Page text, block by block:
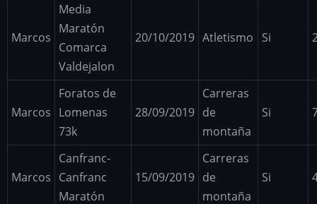
Marcos
Media
Maratón
Comarca
Valdejalon
20/10/2019 Atletismo Si
Marcos
Foratos de
Lomenas
73k
28/09/2019
Carreras
de
montaña
Si
Marcos
Canfranc-
Canfranc
Maratón
15/09/2019
Carreras
de
montaña
Si